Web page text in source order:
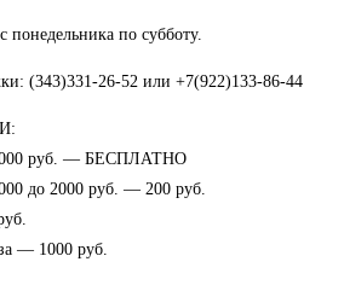
понедельника по субботу.
(343)331-26-52 или +7(922)133-86-44
руб. — БЕСПЛАТНО
до 2000 руб. — 200 руб.
— 1000 руб.